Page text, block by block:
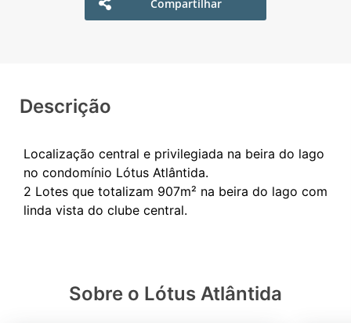
Compartilhar
Descrição
Localização central e privilegiada na beira do lago
no condomínio Lótus Atlântida.
2 Lotes que totalizam 907m² na beira do lago com
Sobre o Lótus Atlântida